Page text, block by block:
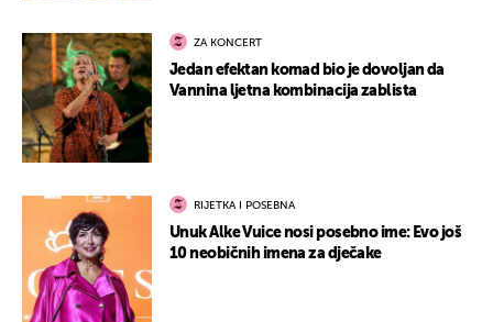
ZA KONCERT
Jedan efektan komad bio je dovoljan da
Vannina ljetna kombinacija zablista
RIJETKA I POSEBNA
Unuk Alke Vuice nosi posebno ime: Evo još
10 neobičnih imena za dječake